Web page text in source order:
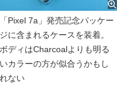
「Pixel 7a」発売記念パッケー
ジに含まれるケースを装着。
ボディはCharcoalよりも明る
いカラーの方が似合うかもし
れない